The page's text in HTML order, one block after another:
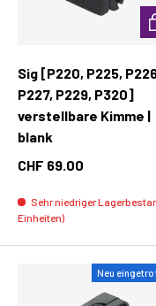
Sig [P220, P225,
P227, P229, P320]
verstellbare Kimme |
blank
CHF 69.00
Sehr niedriger
Einheiten)
Neu